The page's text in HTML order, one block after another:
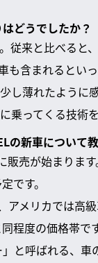
どうでしたか？
従来と比べると
も含まれるといっ
し薄れたよう
乗ってくる技術
の新車について
販売が始まりま
です。
アメリカでは高
程度の価格帯です
と呼ばれる、